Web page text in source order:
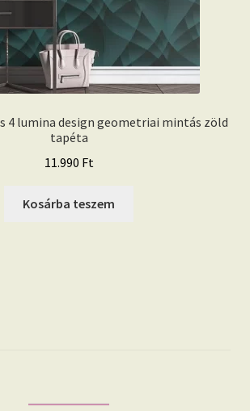
4 lumina design geometriai mintás zöld
tapéta
11.990 Ft
Kosárba teszem